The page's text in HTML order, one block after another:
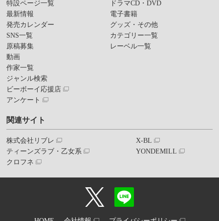
特設ページ一覧
最新情報
発売カレンダー
SNS一覧
原稿募集
動画
作家一覧
ジャンル検索
ビーボーイ応援店
アンケート
ドラマCD・DVD
電子書籍
グッズ・その他
カテゴリー一覧
レーベル一覧
関連サイト
株式会社リブレ
ティーンズラブ・乙女系
クロフネ
X-BL
YONDEMILL